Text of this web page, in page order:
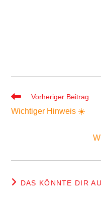
Weitere
ansehen
Vorheriger Beitrag
Wichtiger Hinweis ☀️
DAS KÖNNTE DIR